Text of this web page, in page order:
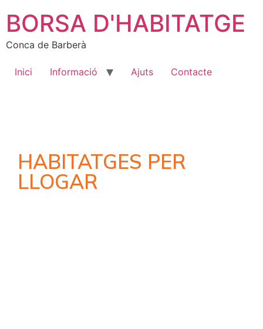
BORSA D'HABITATGE
Conca de Barberà
Inici Informació Ajuts Contacte
HABITATGES PER
LLOGAR